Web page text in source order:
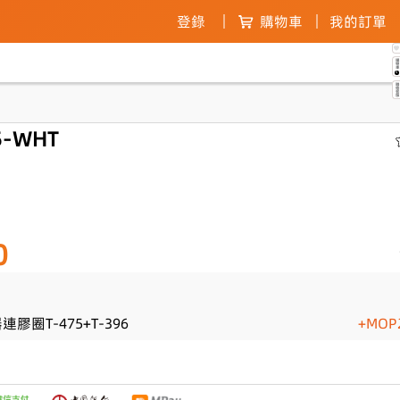
登錄 購物車 我的訂單
購物車
0
聯絡客服
WHT
膠圈T-475+T-396